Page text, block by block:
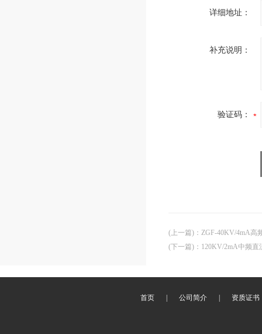
详细地址：
补充说明：
验证码：
(上一篇) ： ZGF-40KV/4mA高
(下一篇) ： 120KV/2mA中频直
首页 公司简介 资质证书